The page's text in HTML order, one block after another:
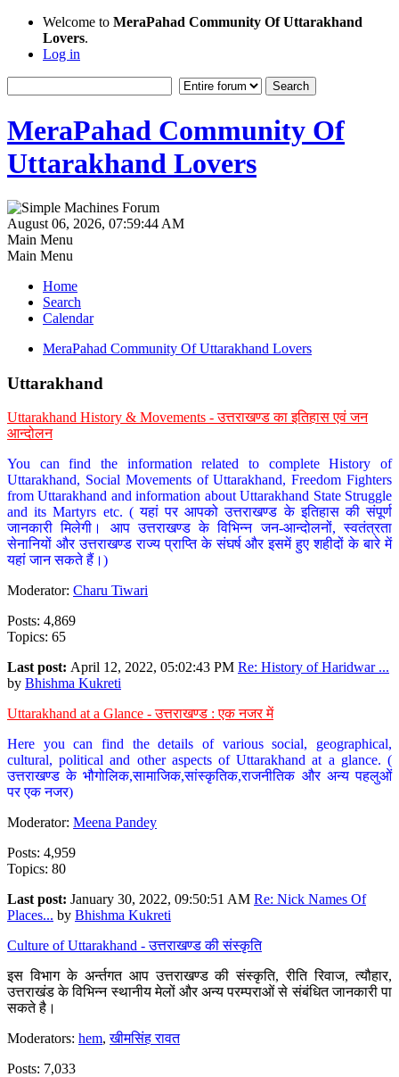
Welcome to MeraPahad Community Of Uttarakhand
Lovers.
Log in
MeraPahad Community Of
Uttarakhand Lovers
August 06, 2026, 07:59:44 AM
Main Menu
Main Menu
Home
Search
Calendar
MeraPahad Community Of Uttarakhand Lovers
Uttarakhand
Uttarakhand History & Movements - उत्तराखण्ड का इतिहास एवं जन
आन्दोलन
You can find the information related to complete History of
Uttarakhand, Social Movements of Uttarakhand, Freedom Fighters
from Uttarakhand and information about Uttarakhand State Struggle
and its Martyrs etc. ( यहां पर आपको उत्तराखण्ड के इतिहास की संपूर्ण
जानकारी मिलेगी। आप उत्तराखण्ड के विभिन्न जन-आन्दोलनों, स्वतंत्रता
सेनानियों और उत्तराखण्ड राज्य प्राप्ति के संघर्ष और इसमें हुए शहीदों के बारे में
यहां जान सकते हैं।)
Moderator: Charu Tiwari
Posts: 4,869
Topics: 65
Last post: April 12, 2022, 05:02:43 PM Re: History of Haridwar ...
by Bhishma Kukreti
Uttarakhand at a Glance - उत्तराखण्ड : एक नजर में
Here you can find the details of various social, geographical,
cultural, political and other aspects of Uttarakhand at a glance. (
उत्तराखण्ड के भौगोलिक,सामाजिक,सांस्कृतिक,राजनीतिक और अन्य पहलुओं
पर एक नजर)
Moderator: Meena Pandey
Posts: 4,959
Topics: 80
Last post: January 30, 2022, 09:50:51 AM Re: Nick Names Of
Places... by Bhishma Kukreti
Culture of Uttarakhand - उत्तराखण्ड की संस्कृति
इस विभाग के अर्न्तगत आप उत्तराखण्ड की संस्कृति, रीति रिवाज, त्यौहार,
उत्तराखंड के विभिन्न स्थानीय मेलों और अन्य परम्पराओं से संबंधित जानकारी पा
सकते है।
Moderators: hem,खीमसिंह रावत
Posts: 7,033